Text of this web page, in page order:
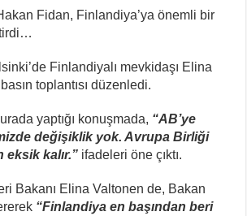
Fidan, Finlandiya’ya önemli bir
Finlandiyalı mevkidaşı Elina
toplantısı düzenledi.
yaptığı konuşmada, “AB’ye
değişiklik yok. Avrupa Birliği
eksik kalır.” ifadeleri öne çıktı.
Bakanı Elina Valtonen de, Bakan
“Finlandiya en başından beri